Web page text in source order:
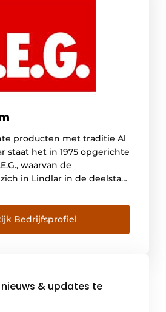
producten met traditie Al
staat het in 1975 opgerichte
waarvan de
in Lindlar in de deelstaat
de medewerkers zijn
vanaf het begin, de
B.E.G. biedt klanten een
uitstekende kwaliteit
Bedrijfsprofiel
& updates te